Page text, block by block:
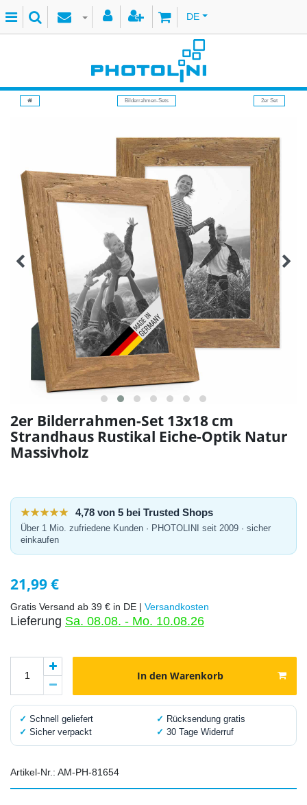
DE
Bilderrahmen-Sets 2er Set
2er Bilderrahmen-Set 13x18 cm
Strandhaus Rustikal Eiche-Optik Natur
Massivholz
★★★★★ 4,78 von 5 bei Trusted Shops
Über 1 Mio. zufriedene Kunden · PHOTOLINI seit 2009 · sicher
einkaufen
21,99 €
Gratis Versand ab 39 € in DE | Versandkosten
Lieferung Sa. 08.08. - Mo. 10.08.26
In den Warenkorb
✓ Schnell geliefert ✓ Rücksendung gratis
✓ Sicher verpackt ✓ 30 Tage Widerruf
Artikel-Nr.: AM-PH-81654